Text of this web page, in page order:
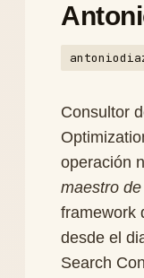
Consultor
operación
maestro
framework
desde el
Search